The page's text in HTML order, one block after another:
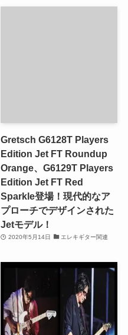
Gretsch G6128T Players
Edition Jet FT Roundup
Orange、G6129T Players
Edition Jet FT Red
Sparkle登場！現代的なア
プローチでデザインされた
Jetモデル！
2020年5月14日 エレキギター関連